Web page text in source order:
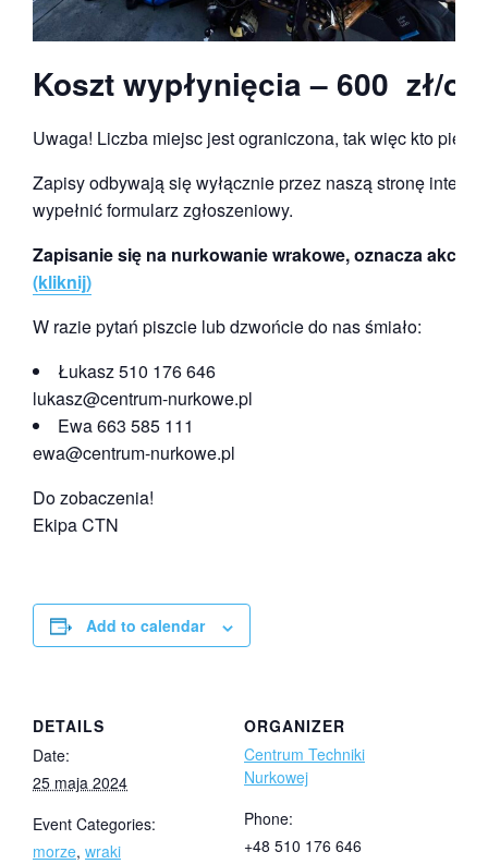
Koszt wypłynięcia – 600 zł/
Uwaga! Liczba miejsc jest ograniczona, tak więc kto
Zapisy odbywają się wyłącznie przez naszą stronę
wypełnić formularz zgłoszeniowy.
Zapisanie się na nurkowanie wrakowe, oznacza
(kliknij)
W razie pytań piszcie lub dzwońcie do nas śmiało:
Łukasz 510 176 646
lukasz@centrum-nurkowe.pl
Ewa 663 585 111
ewa@centrum-nurkowe.pl
Do zobaczenia!
Ekipa CTN
Add to calendar
DETAILS
Date:
25 maja 2024
Event Categories:
morze, wraki
ORGANIZER
Centrum Techniki
Nurkowej
Phone:
+48 510 176 646